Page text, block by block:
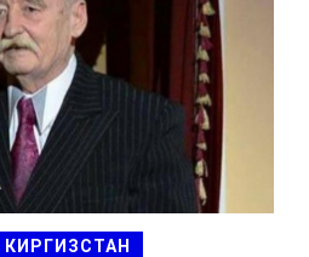
КИРГИЗСТАН